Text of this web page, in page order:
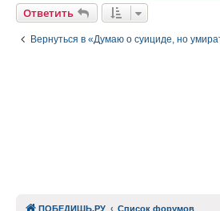
Ответить
Вернуться в «Думаю о суициде, но
ПОБЕДИШЬ.РУ Список форумов